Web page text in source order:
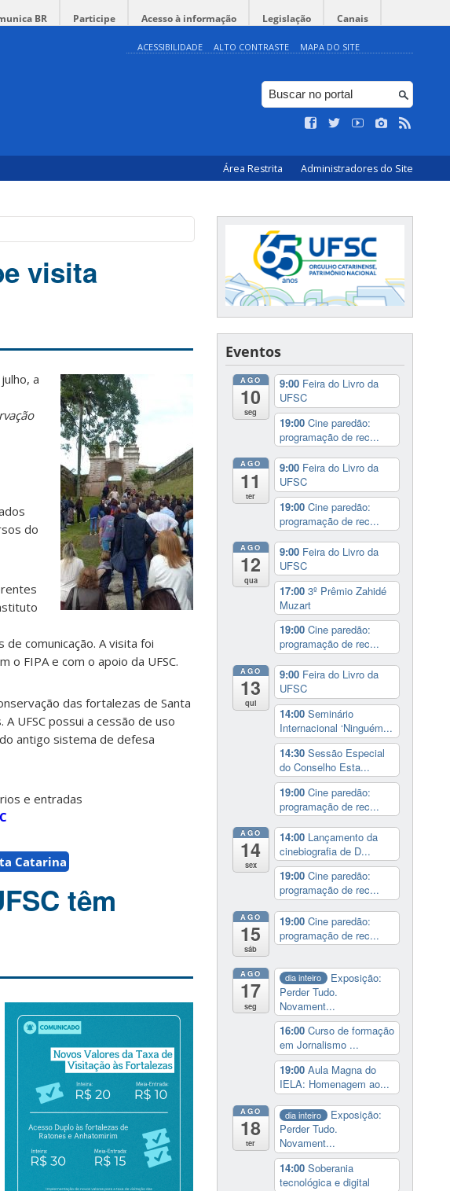
BR Participe Acesso à informação Legislação Canais
ACESSIBILIDADE ALTO CONTRASTE MAPA DO SITE
Área Restrita Administradores do Site
visita
a
do
de comunicação. A visita foi
o FIPA e com o apoio da UFSC.
das fortalezas de Santa
UFSC possui a cessão de uso
antigo sistema de defesa
e entradas
Catarina
têm
Eventos
AGO
10
seg
9:00 Feira do Livro da
UFSC
19:00 Cine paredão:
programação de rec...
AGO
11
ter
9:00 Feira do Livro da
UFSC
19:00 Cine paredão:
programação de rec...
AGO
12
qua
9:00 Feira do Livro da
UFSC
17:00 3º Prêmio Zahidé
Muzart
19:00 Cine paredão:
programação de rec...
AGO
13
qui
9:00 Feira do Livro da
UFSC
14:00 Seminário
Internacional ‘Ninguém...
14:30 Sessão Especial
do Conselho Esta...
19:00 Cine paredão:
programação de rec...
AGO
14
sex
14:00 Lançamento da
cinebiografia de D...
19:00 Cine paredão:
programação de rec...
AGO
15
sáb
19:00 Cine paredão:
programação de rec...
AGO
17
seg
dia inteiro
Exposição:
Perder Tudo.
Novament...
16:00 Curso de formação
em Jornalismo ...
19:00 Aula Magna do
IELA: Homenagem ao...
AGO
18
ter
dia inteiro
Exposição:
Perder Tudo.
Novament...
14:00 Soberania
tecnológica e digital